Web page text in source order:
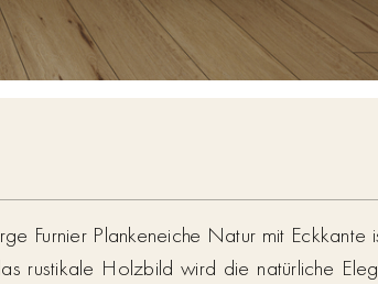
Furnier Plankeneiche Natur mit
rustikale Holzbild wird die natürliche